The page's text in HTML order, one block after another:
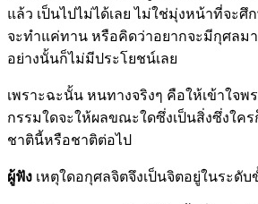
แล้ว เป็นไปไม่ได้เลย ไม่ใช่มุ่งหน้าที่จะ
จะทำแค่ทาน หรือคิดว่าอยากจะมีกุศล
อย่างนั้นก็ไม่มีประโยชน์เลย
เพราะฉะนั้น หนทางจริงๆ คือให้เข้าใจ
กรรมใดจะให้ผลขณะใดซึ่งเป็นสิ่งซึ่งใคร
ชาตินี้หรือชาติต่อไป
ผู้ฟัง เหตุใดอกุศลจิตจึงเป็นจิตอยู่ในระดั